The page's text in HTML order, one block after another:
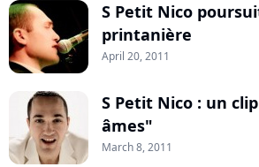
S Petit Nico
printanière
April 20, 2011
S Petit Nico : un
âmes"
March 8, 2011